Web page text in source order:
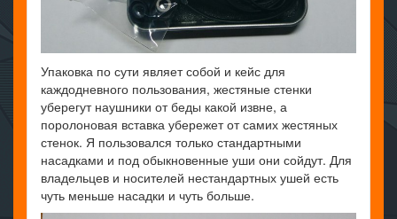
Упаковка по сути являет собой и кейс для
каждодневного пользования, жестяные стенки
уберегут наушники от беды какой извне, а
поролоновая вставка убережет от самих жестяных
стенок. Я пользовался только стандартными
насадками и под обыкновенные уши они сойдут. Для
владельцев и носителей нестандартных ушей есть
чуть меньше насадки и чуть больше.